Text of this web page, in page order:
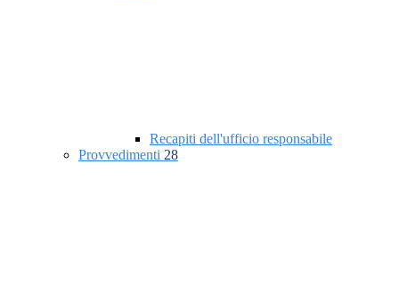
Recapiti dell'ufficio responsabile
Provvedimenti 28